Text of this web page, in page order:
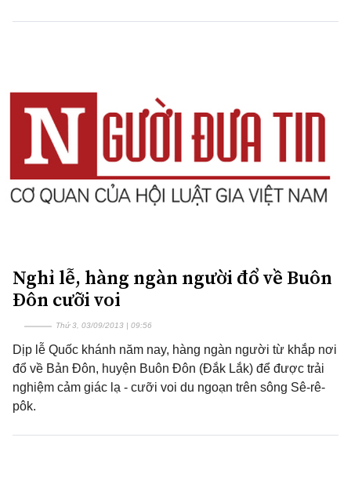
Nghỉ lễ, hàng ngàn người đổ về Buôn
Đôn cưỡi voi
Thứ 3, 03/09/2013 | 09:56
Dịp lễ Quốc khánh năm nay, hàng ngàn người từ khắp nơi
đổ về Bản Đôn, huyện Buôn Đôn (Đắk Lắk) để được trải
nghiệm cảm giác lạ - cưỡi voi du ngoạn trên sông Sê-rê-
pôk.